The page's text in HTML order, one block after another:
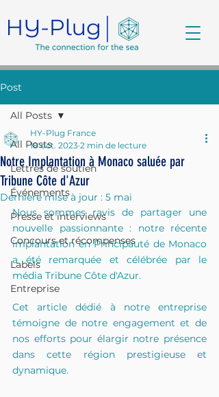
Post
All Posts
Lettres de soutien
Événements
Presse et interviews
Concours et récompenses
Labels
Entreprise
All Posts
Notre Implantation à Monaco saluée par
Tribune Côte d'Azur
HY-Plug France
18 oct. 2023 2 min de lecture
Dernière mise à jour : 5 mai
Nous sommes ravis de partager une
nouvelle passionnante : notre récente
implantation en Principauté de Monaco
a été remarquée et célébrée par le
média Tribune Côte d'Azur.
Cet article dédié à notre entreprise
témoigne de notre engagement et de
nos efforts pour élargir notre présence
dans cette région prestigieuse et
dynamique.